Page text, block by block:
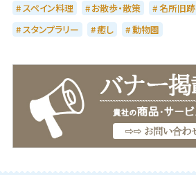
スペイン料理
お散歩・散策 名所旧跡
スタンプラリー
癒し 動物園